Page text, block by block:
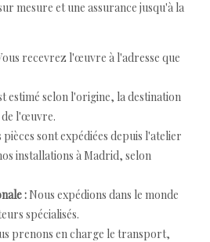
mesure et une assurance jusqu'à la
recevrez l'œuvre à l'adresse que
estimé selon l'origine, la destination
de l'œuvre.
pièces sont expédiées depuis l'atelier
installations à Madrid, selon
: Nous expédions dans le monde
spécialisés.
prenons en charge le transport,